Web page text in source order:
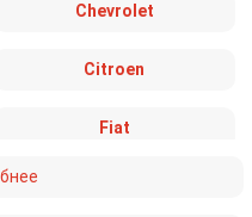
Chevrolet
Citroen
Fiat